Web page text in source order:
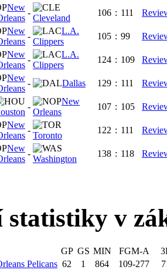
New
-
Cleveland
106 : 111
New
-
L.A.
Clippers
105 : 99
New
-
L.A.
Clippers
124 : 109
New
- Dallas 129 : 111
-
New
Orleans
107 : 105
New
-
Toronto
122 : 111
New
-
Washington
138 : 118
v
GP GS MIN FGM-A
Pelicans 62 1 864 109-277